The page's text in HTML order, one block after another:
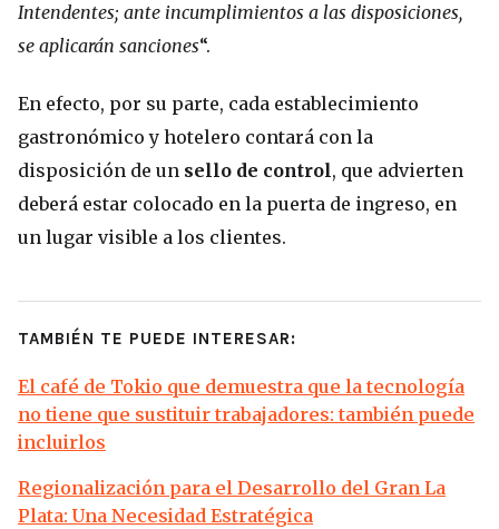
Intendentes; ante incumplimientos a las disposiciones,
se aplicarán sanciones“.
En efecto, por su parte, cada establecimiento
gastronómico y hotelero contará con la
disposición de un sello de control, que advierten
deberá estar colocado en la puerta de ingreso, en
un lugar visible a los clientes.
TAMBIÉN TE PUEDE INTERESAR:
El café de Tokio que demuestra que la tecnología
no tiene que sustituir trabajadores: también puede
incluirlos
Regionalización para el Desarrollo del Gran La
Plata: Una Necesidad Estratégica